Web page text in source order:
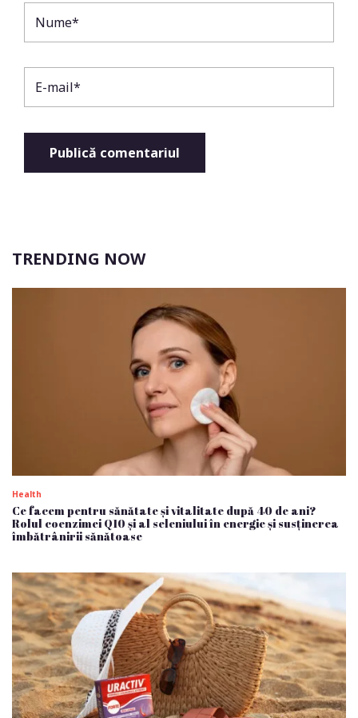
TRENDING NOW
Health
Ce facem pentru sănătate și vitalitate după 40 de ani?
Rolul coenzimei Q10 și al seleniului în energie și susținerea
îmbătrânirii sănătoase